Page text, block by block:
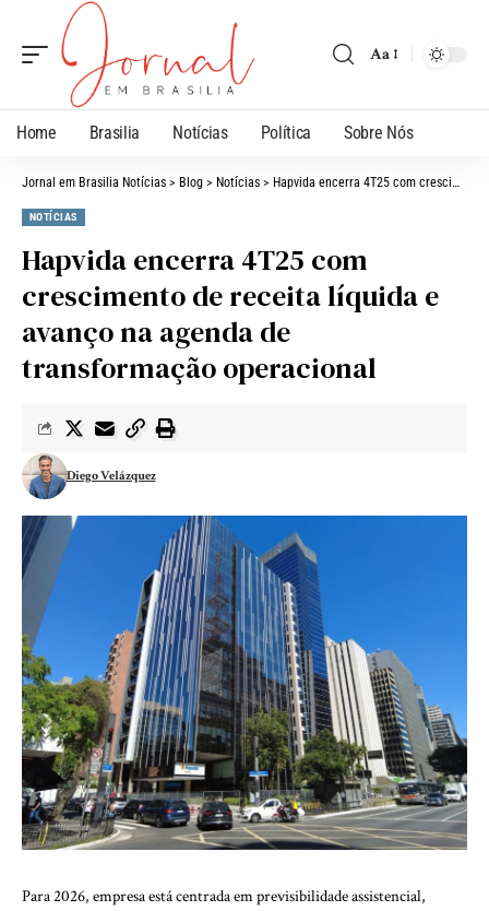
Aa
Home Brasilia Notícias Política Sobre Nós
Jornal em Brasilia Notícias > Blog > Notícias > Hapvida encerra 4T25 com crescimento de receita líquida e avanço na agenda de transformação operacional
NOTÍCIAS
Hapvida encerra 4T25 com
crescimento de receita líquida e
avanço na agenda de
transformação operacional
Diego Velázquez
Para 2026, empresa está centrada em previsibilidade assistencial,